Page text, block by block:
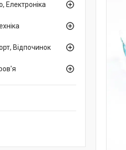
Електроніка
Відпочинок